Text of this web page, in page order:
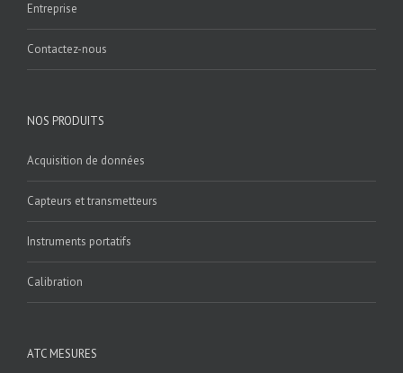
Entreprise
Contactez-nous
NOS PRODUITS
Acquisition de données
Capteurs et transmetteurs
Instruments portatifs
Calibration
ATC MESURES